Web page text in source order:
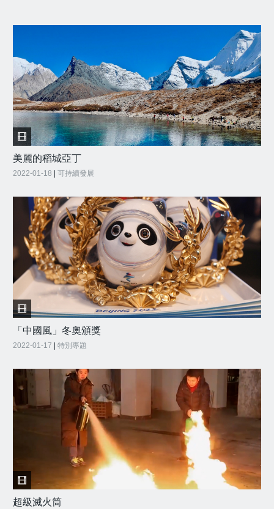
美麗的稻城亞丁
2022-01-18 可持續發展
「中國風」冬奧頒獎
2022-01-17 | 特別專題
超級滅火筒